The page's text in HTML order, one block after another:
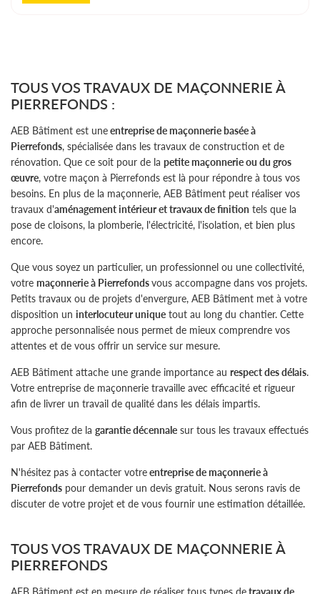
TOUS VOS TRAVAUX DE MAÇONNERIE À
PIERREFONDS :
AEB Bâtiment est uneentreprise de maçonnerie basée à
Pierrefonds, spécialisée dans les travaux de construction et de
rénovation. Que ce soit pour de la petite maçonnerie ou du gros
œuvre, votre maçon à Pierrefonds est là pour répondre à tous vos
besoins. En plus de la maçonnerie, AEB Bâtiment peut réaliser vos
travaux d'aménagement intérieur et travaux de finition tels que la
pose de cloisons, la plomberie, l'électricité, l'isolation, et bien plus
encore.
Que vous soyez un particulier, un professionnel ou une collectivité,
votre maçonnerie à Pierrefondsvous accompagne dans vos projets.
Petits travaux ou de projets d'envergure, AEB Bâtiment met à votre
disposition un interlocuteur unique tout au long du chantier. Cette
approche personnalisée nous permet de mieux comprendre vos
attentes et de vous offrir un service sur mesure.
AEB Bâtiment attache une grande importance au respect des délais.
Votre entreprise de maçonnerie travaille avec efficacité et rigueur
afin de livrer un travail de qualité dans les délais impartis.
Vous profitez de la garantie décennale sur tous les travaux effectués
par AEB Bâtiment.
N'hésitez pas à contacter votreentreprise de maçonnerie à
Pierrefonds pour demander un devis gratuit. Nous serons ravis de
discuter de votre projet et de vous fournir une estimation détaillée.
TOUS VOS TRAVAUX DE MAÇONNERIE À
PIERREFONDS
AEB Bâtiment est en mesure de réaliser tous types detravaux de